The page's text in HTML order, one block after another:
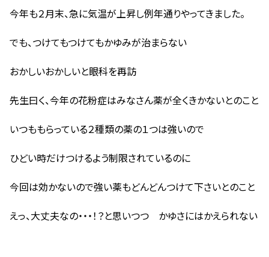
今年も２月末、急に気温が上昇し例年通りやってきました。
でも、つけてもつけてもかゆみが治まらない
おかしいおかしいと眼科を再訪
先生曰く、今年の花粉症はみなさん薬が全くきかないとのこと
いつももらっている２種類の薬の１つは強いので
ひどい時だけつけるよう制限されているのに
今回は効かないので強い薬もどんどんつけて下さいとのこと
えっ、大丈夫なの・・・！？と思いつつ かゆさにはかえられない